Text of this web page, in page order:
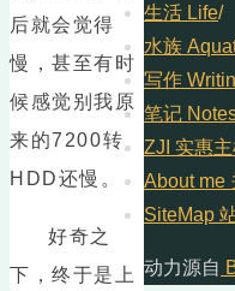
后就会觉得
慢，甚至有时
候感觉别我原
来的7200转
HDD还慢。
好奇之
下，终于是上
生活 Life/
水族
写作
笔记
ZJI 实惠
About me
SiteMap
动力源自